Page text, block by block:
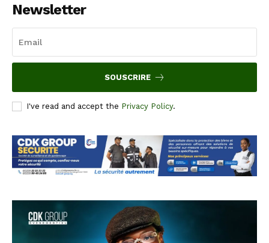
Newsletter
SOUSCRIRE
I've read and accept the Privacy Policy.